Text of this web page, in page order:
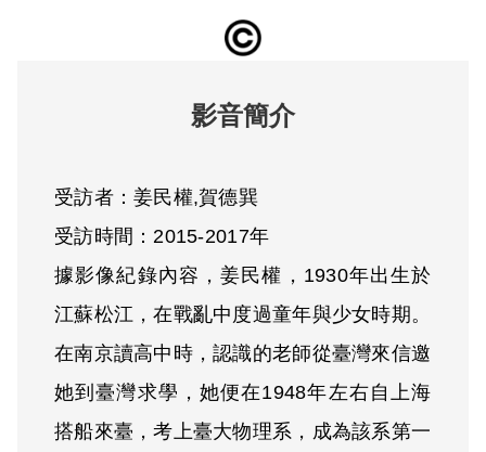
影音簡介
受訪者：姜民權,賀德巽
受訪時間：2015-2017年
據影像紀錄內容，姜民權，1930年出生於
江蘇松江，在戰亂中度過童年與少女時期。
在南京讀高中時，認識的老師從臺灣來信邀
她到臺灣求學，她便在1948年左右自上海
搭船來臺，考上臺大物理系，成為該系第一